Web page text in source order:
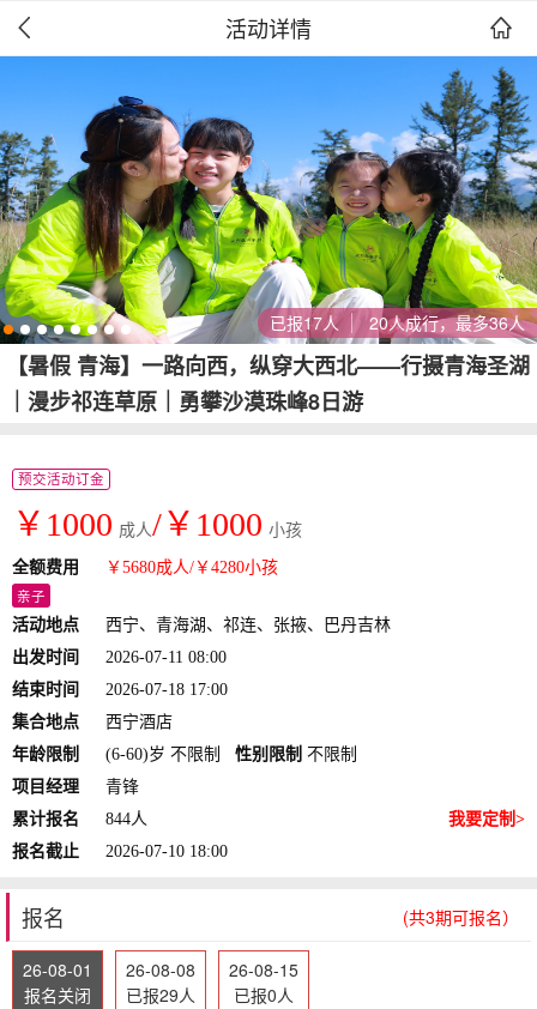
 活动详情 
已报17人 20人成行，最多36人
【暑假 青海】一路向西，纵穿大西北——行摄青海圣湖
｜漫步祁连草原｜勇攀沙漠珠峰8日游
预交活动订金
￥1000 成人/￥1000 小孩
全额费用 ￥5680成人/￥4280小孩
亲子
活动地点
西宁、青海湖、祁连、张掖、巴丹吉林
出发时间
2026-07-11 08:00
结束时间
2026-07-18 17:00
集合地点
西宁酒店
年龄限制
(6-60)岁 不限制 性别限制 不限制
项目经理
青锋
累计报名
844人
我要定制>
报名截止
2026-07-10 18:00
报名 (共3期可报名）
26-08-01
报名关闭
26-08-08
已报29人
26-08-15
已报0人